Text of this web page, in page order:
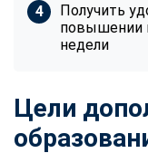
Получить
повышении
недели
Цели